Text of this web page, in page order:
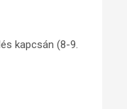
kapcsán (8-9.